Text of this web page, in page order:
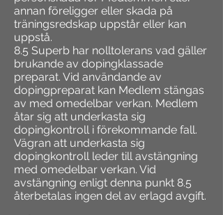
annan föreligger eller skada på
träningsredskap uppstår eller kan
uppstå.
8.5 Superb har nolltolerans vad gäller
brukande av dopingklassade
preparat. Vid användande av
dopingpreparat kan Medlem stängas
av med omedelbar verkan. Medlem
åtar sig att underkasta sig
dopingkontroll i förekommande fall.
Vägran att underkasta sig
dopingkontroll leder till avstängning
med omedelbar verkan. Vid
avstängning enligt denna punkt 8.5
återbetalas ingen del av erlagd avgift.